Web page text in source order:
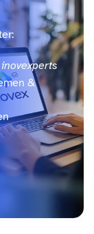
inovexperts
&